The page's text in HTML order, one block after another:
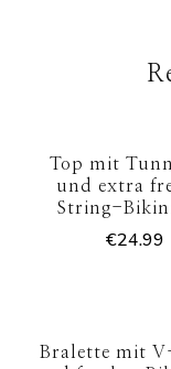
Top mit
und extra
String-
€24.99
Bralette mit